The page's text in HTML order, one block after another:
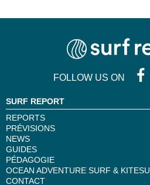
FOLLOW US ON
SURF REPORT
REPORTS
PRÉVISIONS
NEWS
GUIDES
PÉDAGOGIE
OCEAN ADVENTURE SURF &
CONTACT